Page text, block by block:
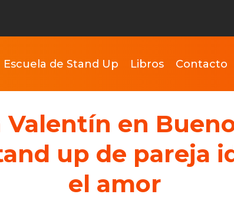
Escuela de Stand Up Libros Contacto
Valentín en
up de pareja
el amor